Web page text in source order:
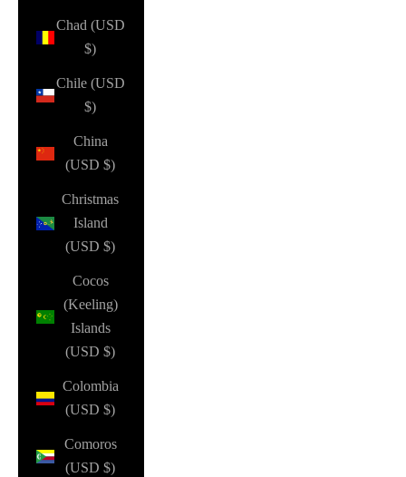
Chad (USD
$)
Chile (USD
$)
China
(USD $)
Christmas
Island
(USD $)
Cocos
(Keeling)
Islands
(USD $)
Colombia
(USD $)
Comoros
(USD $)